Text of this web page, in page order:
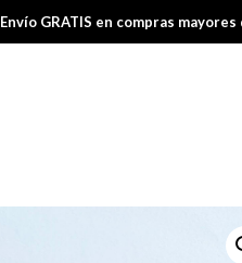
Envío GRATIS en compras mayores